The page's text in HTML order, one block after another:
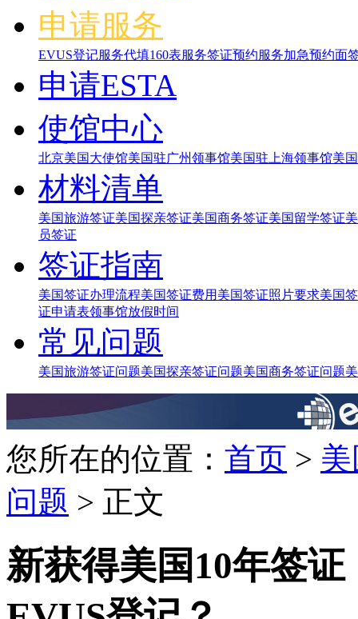
申请服务
EVUS登记服务代填160表服务签证预约服务加急预约面
申请ESTA
使馆中心
北京美国大使馆美国驻广州领事馆美国驻上海领事馆美
材料清单
美国旅游签证美国探亲签证美国商务签证美国留学签证
员签证
签证指南
美国签证办理流程美国签证费用 美国签证照片要求美国
证申请表领事馆放假时间
常见问题
美国旅游签证问题美国探亲签证问题美国商务签证问题
您所在的位置： 首页 >
问题 > 正文
新获得美国10年签